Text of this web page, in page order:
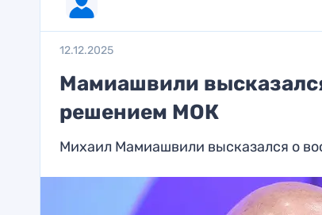
12.12.2025
Мамиашвили
решением МОК
Михаил Мамиашвили высказался о